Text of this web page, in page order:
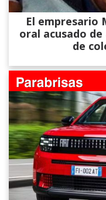
El empresario
oral acusado
de